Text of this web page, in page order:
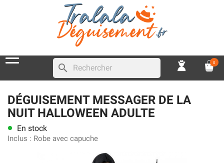
search 0
DÉGUISEMENT MESSAGER DE LA
NUIT HALLOWEEN ADULTE
lens En stock
Inclus : Robe avec capuche